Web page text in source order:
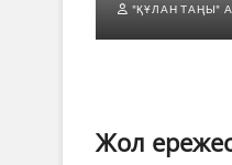
"ҚҰЛАН ТАҢЫ"
Жол